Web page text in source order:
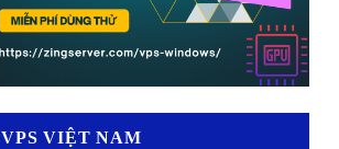
VPS VIỆT NAM